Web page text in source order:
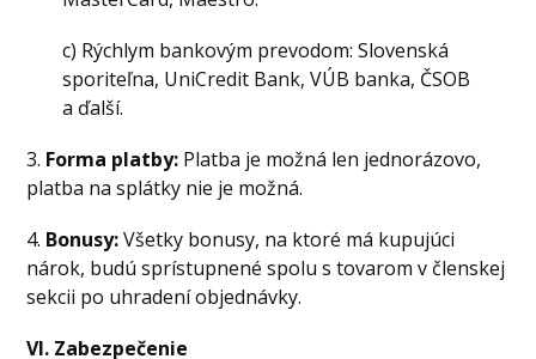
c) Rýchlym bankovým prevodom: Slovenská
sporiteľna, UniCredit Bank, VÚB banka, ČSOB
a ďalší.
3. Forma platby: Platba je možná len jednorázovo,
platba na splátky nie je možná.
4. Bonusy:Všetky bonusy, na ktoré má kupujúci
nárok, budú sprístupnené spolu s tovarom v členskej
sekcii po uhradení objednávky.
VI. Zabezpečenie